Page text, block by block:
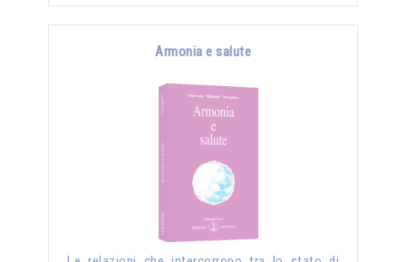
Armonia e salute